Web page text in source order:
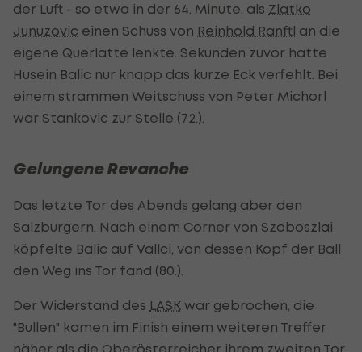
der Luft - so etwa in der 64. Minute, als Zlatko
Junuzovic einen Schuss von Reinhold Ranftl an die
eigene Querlatte lenkte. Sekunden zuvor hatte
Husein Balic nur knapp das kurze Eck verfehlt. Bei
einem strammen Weitschuss von Peter Michorl
war Stankovic zur Stelle (72.).
Gelungene Revanche
Das letzte Tor des Abends gelang aber den
Salzburgern. Nach einem Corner von Szoboszlai
köpfelte Balic auf Vallci, von dessen Kopf der Ball
den Weg ins Tor fand (80.).
Der Widerstand des LASK war gebrochen, die
"Bullen" kamen im Finish einem weiteren Treffer
näher als die Oberösterreicher ihrem zweiten Tor.